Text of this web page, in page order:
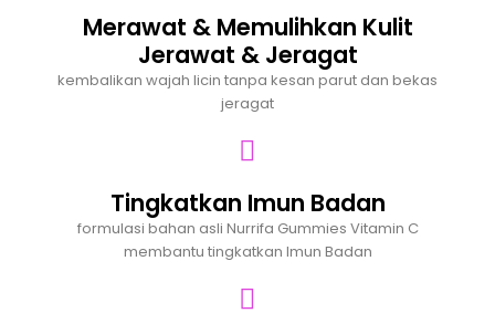
Merawat & Memulihkan Kulit
Jerawat & Jeragat
kembalikan wajah licin tanpa kesan parut dan bekas
jeragat
Tingkatkan Imun Badan
formulasi bahan asli Nurrifa Gummies Vitamin C
membantu tingkatkan Imun Badan